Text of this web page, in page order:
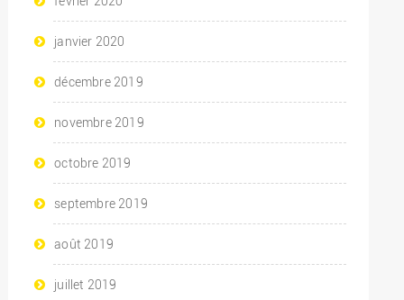
janvier 2020
décembre 2019
novembre 2019
octobre 2019
septembre 2019
août 2019
juillet 2019